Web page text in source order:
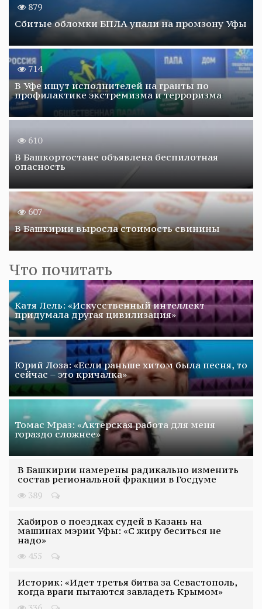
879
Сбитые обломки БПЛА упали на промзону Уфы
714
В Уфе ищут исполнителей на гранты по
профилактике экстремизма и терроризма
610
В Башкортостане объявлена беспилотная
опасность
607
В Башкирии выросла стоимость свинины
Что почитать
Катя Лель: «Искусственный интеллект
придумала другая цивилизация»
Юрий Лоза: «Если раньше хитом была песня, то
сейчас – это кричалка»
Томас Мраз: «Актерская работа для меня
гораздо сложнее»
В Башкирии намерены радикально изменить
состав региональной фракции в Госдуме
389
Хабиров о поездках судей в Казань на
машинах мэрии Уфы: «С жиру беситься не
надо»
455
Историк: «Идет третья битва за Севастополь,
когда враги пытаются завладеть Крымом»